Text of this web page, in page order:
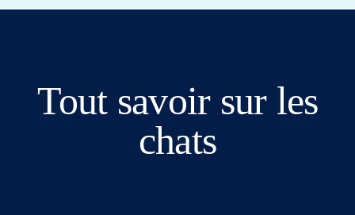
Tout savoir sur les
chats